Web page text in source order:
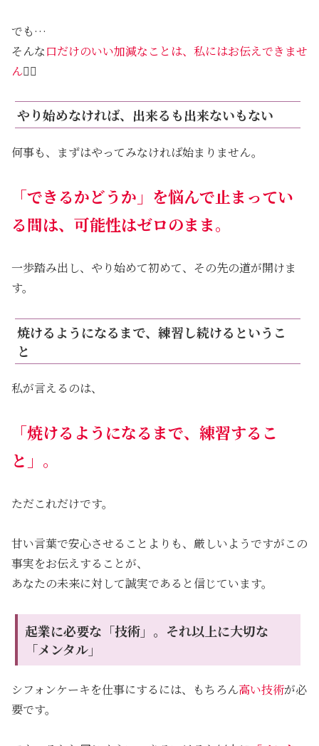
でも…
そんな口だけのいい加減なことは、私にはお伝えできませ
ん🙅‍♀️
やり始めなければ、出来るも出来ないもない
何事も、まずはやってみなければ始まりません。
「できるかどうか」を悩んで止まってい
る間は、可能性はゼロのまま。
一歩踏み出し、やり始めて初めて、その先の道が開けま
す。
焼けるようになるまで、練習し続けるというこ
と
私が言えるのは、
「焼けるようになるまで、練習するこ
と」 。
ただこれだけです。
甘い言葉で安心させることよりも、厳しいようですがこの
事実をお伝えすることが、
あなたの未来に対して誠実であると信じています。
起業に必要な「技術」。それ以上に大切な
「メンタル」
シフォンケーキを仕事にするには、もちろん高い技術が必
要です。